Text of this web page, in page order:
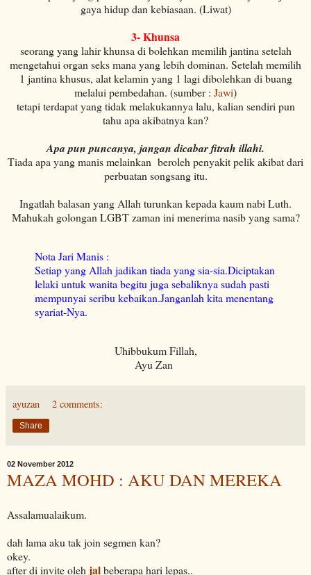
gaya hidup dan kebiasaan. (Liwat)
3- Khunsa
seorang yang lahir khunsa di bolehkan memilih jantina setelah
mengetahui organ seks mana yang lebih dominan. Setelah memilih
1 jantina khusus, alat kelamin yang 1 lagi dibolehkan di buang
melalui pembedahan. (sumber : Jawi)
tetapi terdapat yang tidak melakukannya lalu, kalian sendiri pun
tahu apa akibatnya kan?
Apa pun puncanya, jangan dicabar fitrah illahi.
Tiada apa yang manis melainkan beroleh penyakit pelik akibat dari
perbuatan songsang itu.
Ingatlah balasan yang Allah turunkan kepada kaum nabi Luth.
Mahukah golongan LGBT zaman ini menerima nasib yang sama?
Nota Jari Manis :
Setiap yang Allah jadikan tiada yang sia-sia.Diciptakan
lelaki untuk wanita begitu juga sebaliknya sudah pasti
mempunyai seribu kebaikan.Janganlah kita menentang
syariat-Nya.
Uhibbukum Fillah,
Ayu Zan
ayuzan 2 comments:
Share
02 November 2012
MAZA MOHD : AKU DAN MEREKA
Assalamualaikum.
dah lama aku tak join segmen kan?
okey.
after di invite oleh jalbeberapa hari lepas..